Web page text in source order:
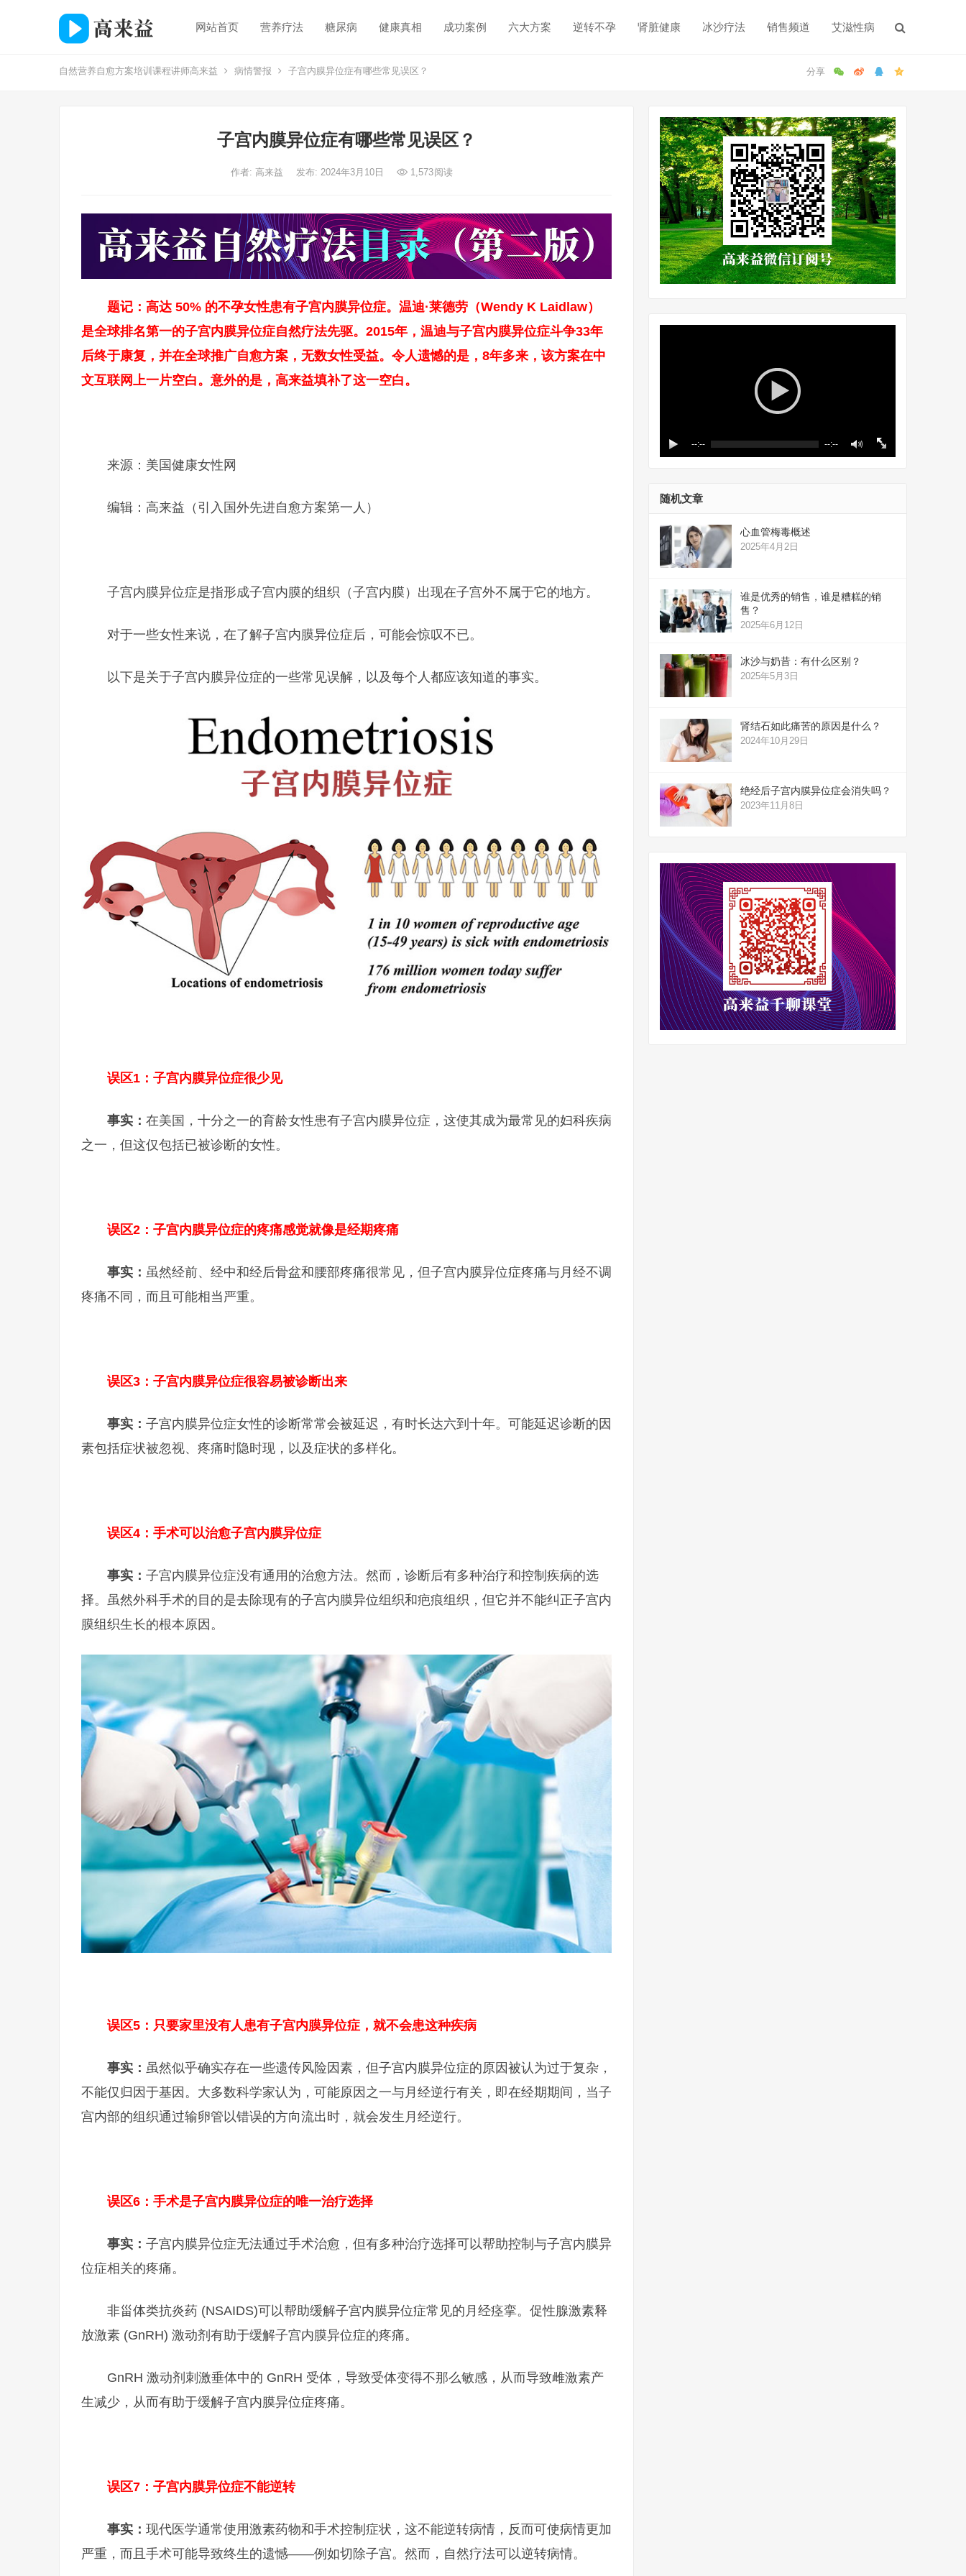
网站首页 营养疗法 糖尿病 健康真相 成功案例 六大方案 逆转不孕 肾脏健康 冰沙疗法 销售频道 艾滋性病
自然营养自愈方案培训课程讲师高来益 病情警报 子宫内膜异位症有哪些常见误区？
子宫内膜异位症有哪些常见误区？
作者: 高来益 发布: 2024年3月10日 1,573阅读
题记：高达 50% 的不孕女性患有子宫内膜异位症。温迪·莱德劳（Wendy K Laidlaw）
是全球排名第一的子宫内膜异位症自然疗法先驱。2015年，温迪与子宫内膜异位症斗争33年
后终于康复，并在全球推广自愈方案，无数女性受益。令人遗憾的是，8年多来，该方案在中
文互联网上一片空白。意外的是，高来益填补了这一空白。
来源：美国健康女性网
编辑：高来益（引入国外先进自愈方案第一人）
子宫内膜异位症是指形成子宫内膜的组织（子宫内膜）出现在子宫外不属于它的地方。
对于一些女性来说，在了解子宫内膜异位症后，可能会惊叹不已。
以下是关于子宫内膜异位症的一些常见误解，以及每个人都应该知道的事实。
误区1：子宫内膜异位症很少见
事实： 在美国，十分之一的育龄女性患有子宫内膜异位症，这使其成为最常见的妇科疾病
之一，但这仅包括已被诊断的女性。
误区2：子宫内膜异位症的疼痛感觉就像是经期疼痛
事实： 虽然经前、经中和经后骨盆和腰部疼痛很常见，但子宫内膜异位症疼痛与月经不调
疼痛不同，而且可能相当严重。
误区3：子宫内膜异位症很容易被诊断出来
事实： 子宫内膜异位症女性的诊断常常会被延迟，有时长达六到十年。可能延迟诊断的因
素包括症状被忽视、疼痛时隐时现，以及症状的多样化。
误区4：手术可以治愈子宫内膜异位症
事实： 子宫内膜异位症没有通用的治愈方法。然而，诊断后有多种治疗和控制疾病的选
择。虽然外科手术的目的是去除现有的子宫内膜异位组织和疤痕组织，但它并不能纠正子宫内
膜组织生长的根本原因。
误区5：只要家里没有人患有子宫内膜异位症，就不会患这种疾病
事实： 虽然似乎确实存在一些遗传风险因素，但子宫内膜异位症的原因被认为过于复杂，
不能仅归因于基因。大多数科学家认为，可能原因之一与月经逆行有关，即在经期期间，当子
宫内部的组织通过输卵管以错误的方向流出时，就会发生月经逆行。
误区6：手术是子宫内膜异位症的唯一治疗选择
事实： 子宫内膜异位症无法通过手术治愈，但有多种治疗选择可以帮助控制与子宫内膜异
位症相关的疼痛。
非甾体类抗炎药 (NSAIDS)可以帮助缓解子宫内膜异位症常见的月经痉挛。促性腺激素释
放激素 (GnRH) 激动剂有助于缓解子宫内膜异位症的疼痛。
GnRH 激动剂刺激垂体中的 GnRH 受体，导致受体变得不那么敏感，从而导致雌激素产
生减少，从而有助于缓解子宫内膜异位症疼痛。
误区7：子宫内膜异位症不能逆转
事实： 现代医学通常使用激素药物和手术控制症状，这不能逆转病情，反而可使病情更加
严重，而且手术可能导致终生的遗憾——例如切除子宫。然而，自然疗法可以逆转病情。
--:-- --:--
随机文章
心血管梅毒概述
2025年4月2日
谁是优秀的销售，谁是糟糕的销
售？
2025年6月12日
冰沙与奶昔：有什么区别？
2025年5月3日
肾结石如此痛苦的原因是什么？
2024年10月29日
绝经后子宫内膜异位症会消失吗？
2023年11月8日